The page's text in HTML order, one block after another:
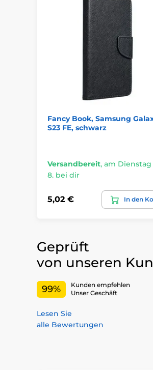
Fancy Book, Samsung
S23 FE, schwarz
Versandbereit, am Dienstag
8. bei dir
5,02 € In den
Geprüft
von unseren
99%
Kunden empfehlen
Unser Geschäft
Lesen Sie
alle Bewertungen